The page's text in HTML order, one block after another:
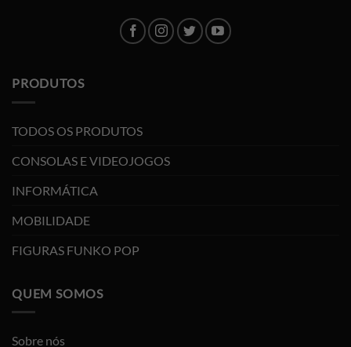
PRODUTOS
TODOS OS PRODUTOS
CONSOLAS E VIDEOJOGOS
INFORMÁTICA
MOBILIDADE
FIGURAS FUNKO POP
QUEM SOMOS
Sobre nós